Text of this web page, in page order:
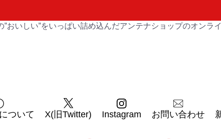
いしい”をいっぱい詰め込んだアンテナショップのオンラ
ついて X(旧Twitter) Instagram お問い合わせ